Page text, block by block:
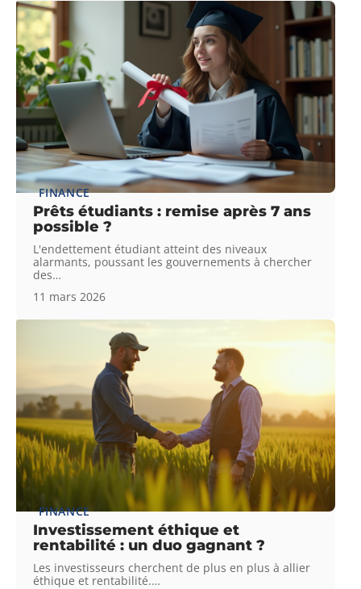
FINANCE
Prêts étudiants : remise après 7 ans
possible ?
L'endettement étudiant atteint des niveaux
alarmants, poussant les gouvernements à chercher
des…
11 mars 2026
FINANCE
Investissement éthique et
rentabilité : un duo gagnant ?
Les investisseurs cherchent de plus en plus à allier
éthique et rentabilité.…